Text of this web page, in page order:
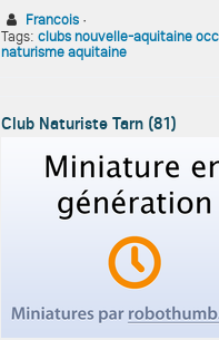
Francois ·
Tags: clubs nouvelle-aquitaine
naturisme aquitaine
Club Naturiste Tarn (81)